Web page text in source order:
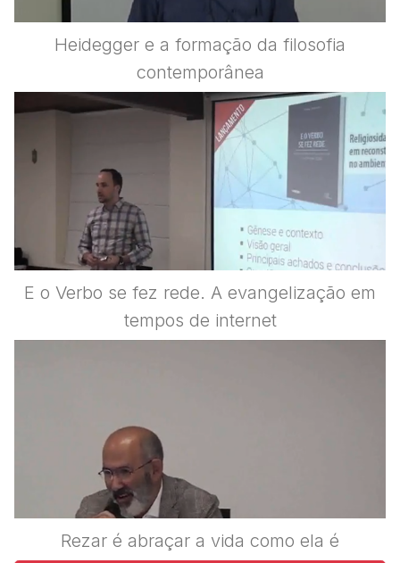
Heidegger e a formação da filosofia
contemporânea
E o Verbo se fez rede. A evangelização em
tempos de internet
Rezar é abraçar a vida como ela é